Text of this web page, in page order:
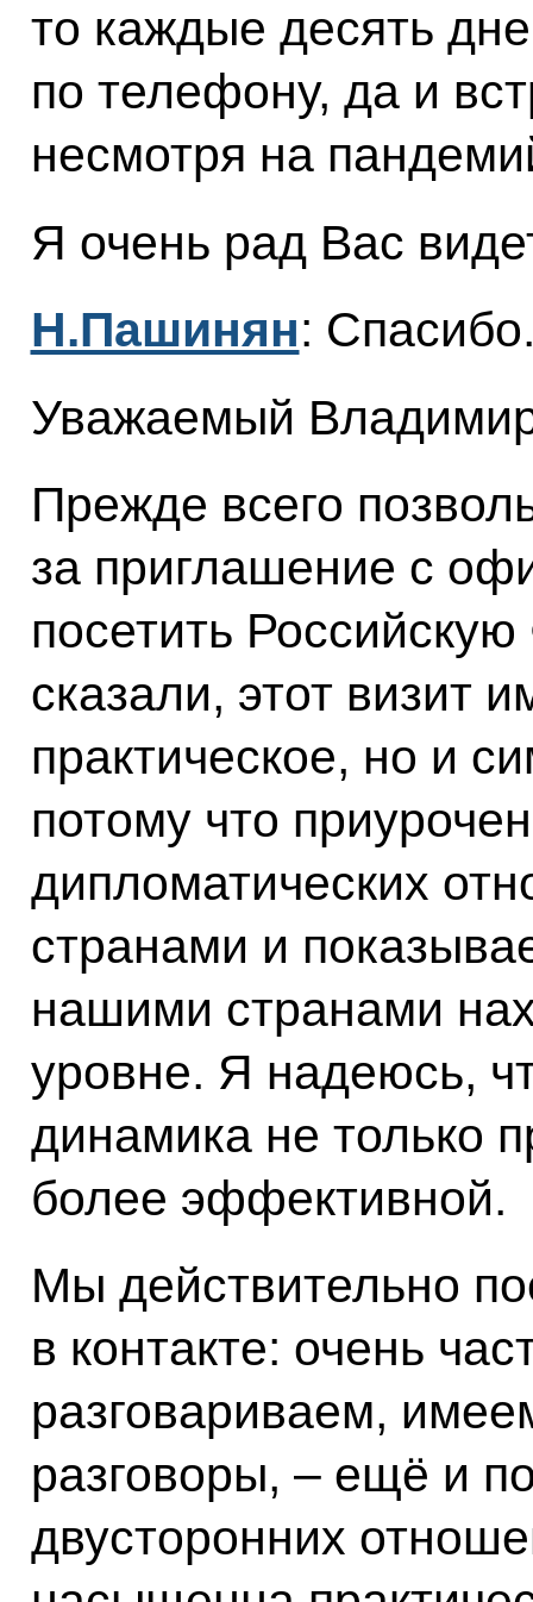
то каждые десять
по телефону, да и
несмотря на
Я очень рад Вас
Н.Пашинян:
Уважаемый
Прежде всего
за приглашение с
посетить
сказали, этот визит
практическое, но и
потому что
дипломатических
странами и
нашими странами
уровне. Я надеюсь,
динамика не только
более эффективной.
Мы действительно
в контакте: очень
разговариваем,
разговоры, – ещё и
двусторонних